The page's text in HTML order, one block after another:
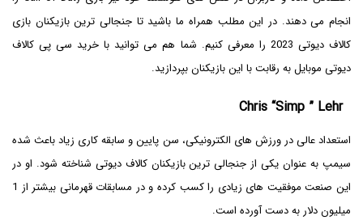
انجام می دهند. در این مطلب همراه ما باشید تا جنجالی ترین بازیکنان بازی
کالاف دیوتی 2023 را معرفی کنیم. شما هم می توانید با خرید سی پی کالاف
دیوتی موبایل به رقابت با این بازیکنان بپردازید.
Chris “Simp ” Lehr
استعداد عالی در ورزش های الکترونیکی، سن پایین و سابقه کاری زیاد باعث شده
سیمپ به عنوان یکی از جنجالی ترین بازیکنان کالاف دیوتی شناخته شود. او در
این صنعت موفقیت های زیادی را کسب کرده و در مسابقات قهرمانی بیشتر از 1
میلیون دلار به دست آورده است.